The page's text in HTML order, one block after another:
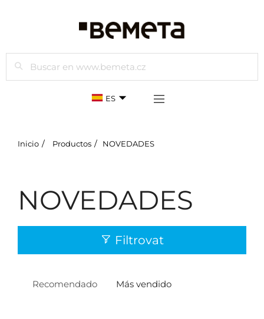
Buscar
ES
Inicio Productos NOVEDADES
NOVEDADES
Filtrovat
Recomendado Más vendido